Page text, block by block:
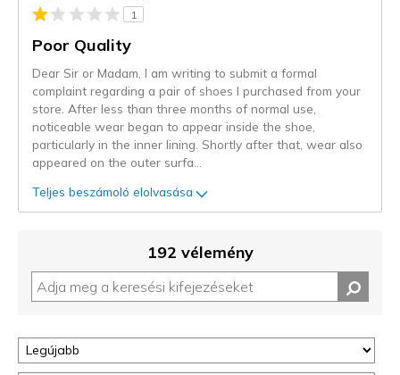
1
Poor Quality
Dear Sir or Madam, I am writing to submit a formal
complaint regarding a pair of shoes I purchased from your
store. After less than three months of normal use,
noticeable wear began to appear inside the shoe,
particularly in the inner lining. Shortly after that, wear also
appeared on the outer surfa
Teljes beszámoló elolvasása
192 vélemény